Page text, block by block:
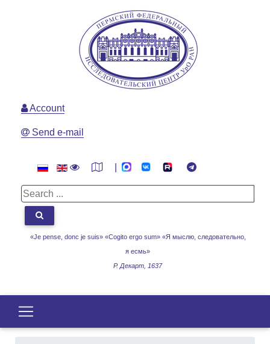
«Je pense, donc je suis» «Cogito ergo sum» «Я мыслю, следовательно,
я есмь»
Р. Декарт, 1637
Account
Send e-mail